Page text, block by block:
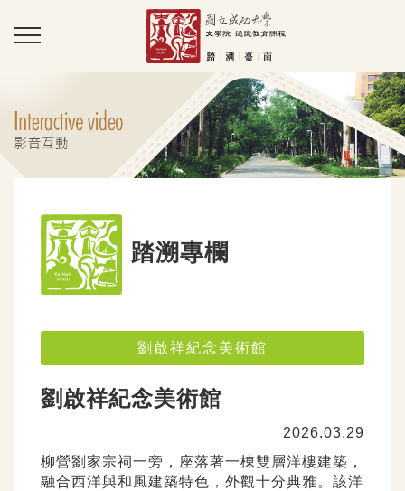
踏溯專欄
劉啟祥紀念美術館
劉啟祥紀念美術館
2026.03.29
柳營劉家宗祠一旁，座落著一棟雙層洋樓建築，
融合西洋與和風建築特色，外觀十分典雅。該洋